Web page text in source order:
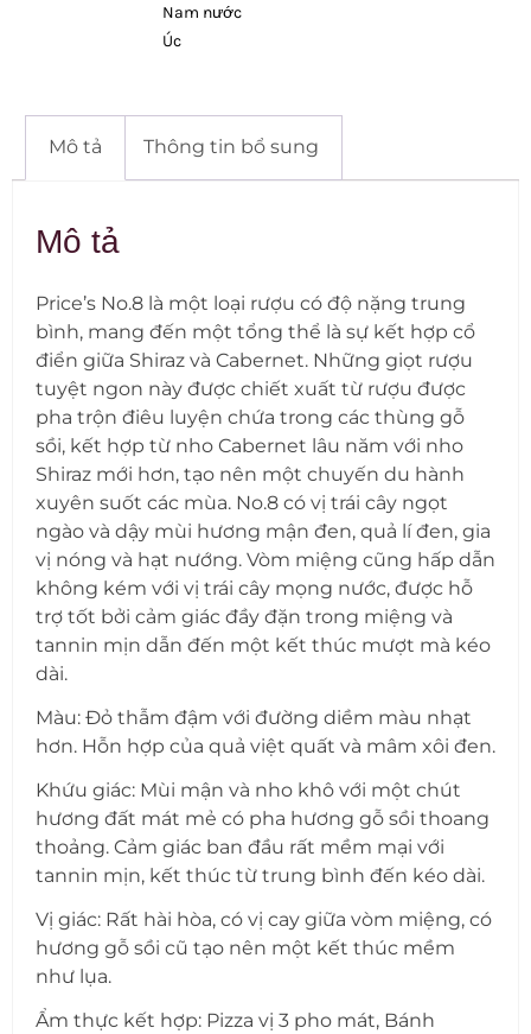
Nam nước
Úc
Mô tả Thông tin bổ sung
Mô tả
Price’s No.8 là một loại rượu có độ nặng trung
bình, mang đến một tổng thể là sự kết hợp cổ
điển giữa Shiraz và Cabernet. Những giọt rượu
tuyệt ngon này được chiết xuất từ rượu được
pha trộn điêu luyện chứa trong các thùng gỗ
sồi, kết hợp từ nho Cabernet lâu năm với nho
Shiraz mới hơn, tạo nên một chuyến du hành
xuyên suốt các mùa. No.8 có vị trái cây ngọt
ngào và dậy mùi hương mận đen, quả lí đen, gia
vị nóng và hạt nướng. Vòm miệng cũng hấp dẫn
không kém với vị trái cây mọng nước, được hỗ
trợ tốt bởi cảm giác đầy đặn trong miệng và
tannin mịn dẫn đến một kết thúc mượt mà kéo
dài.
Màu: Đỏ thẫm đậm với đường diềm màu nhạt
hơn. Hỗn hợp của quả việt quất và mâm xôi đen.
Khứu giác: Mùi mận và nho khô với một chút
hương đất mát mẻ có pha hương gỗ sồi thoang
thoảng. Cảm giác ban đầu rất mềm mại với
tannin mịn, kết thúc từ trung bình đến kéo dài.
Vị giác: Rất hài hòa, có vị cay giữa vòm miệng, có
hương gỗ sồi cũ tạo nên một kết thúc mềm
như lụa.
Ẩm thực kết hợp: Pizza vị 3 pho mát, Bánh